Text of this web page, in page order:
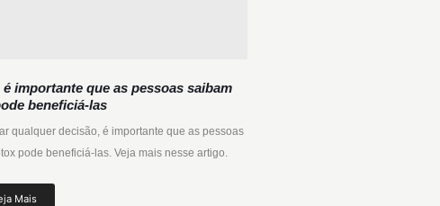
é importante que as pessoas saibam
beneficiá-las
qualquer decisão, é importante que as pessoas
pode beneficiá-las. Veja mais nesse artigo.
Mais